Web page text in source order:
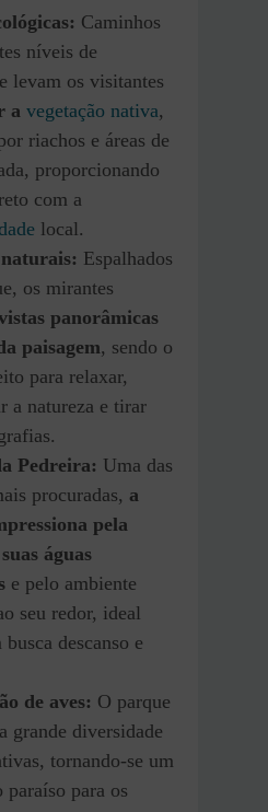
Caminhos
níveis de
levam os visitantes
a vegetação nativa,
riachos e áreas de
proporcionando
com a
local.
Espalhados
os mirantes
panorâmicas
paisagem, sendo o
para relaxar,
a natureza e tirar
Pedreira: Uma das
procuradas, a
pela
águas
e pelo ambiente
seu redor, ideal
busca descanso e
de aves: O parque
grande diversidade
tornando-se um
paraíso para os